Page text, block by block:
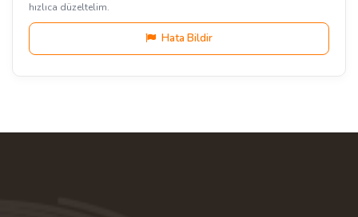
hızlıca düzeltelim.
Hata Bildir